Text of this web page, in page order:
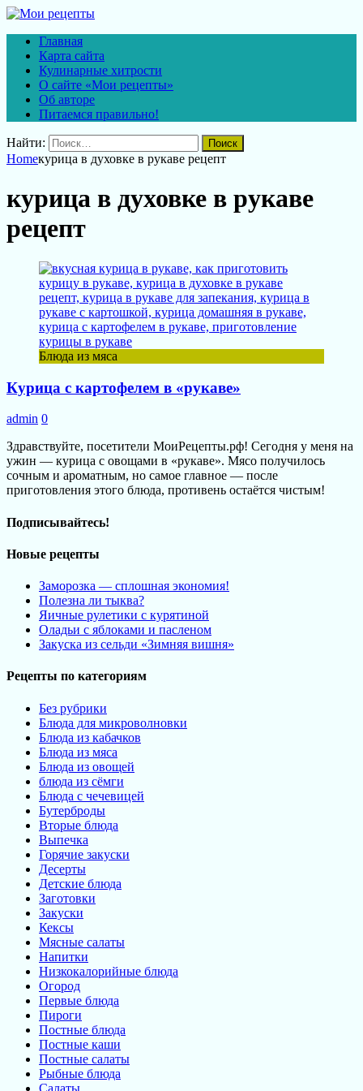
Главная
Карта сайта
Кулинарные хитрости
О сайте «Мои рецепты»
Об авторе
Питаемся правильно!
Найти:
Homeкурица в духовке в рукаве рецепт
курица в духовке в рукаве
рецепт
Блюда из мяса
Курица с картофелем в «рукаве»
admin 0
Здравствуйте, посетители МоиРецепты.рф! Сегодня у меня на
ужин — курица с овощами в «рукаве». Мясо получилось
сочным и ароматным, но самое главное — после
приготовления этого блюда, противень остаётся чистым!
Подписывайтесь!
Новые рецепты
Заморозка — сплошная экономия!
Полезна ли тыква?
Яичные рулетики с курятиной
Оладьи с яблоками и пасленом
Закуска из сельди «Зимняя вишня»
Рецепты по категориям
Без рубрики
Блюда для микроволновки
Блюда из кабачков
Блюда из мяса
Блюда из овощей
блюда из сёмги
Блюда с чечевицей
Бутерброды
Вторые блюда
Выпечка
Горячие закуски
Десерты
Детские блюда
Заготовки
Закуски
Кексы
Мясные салаты
Напитки
Низкокалорийные блюда
Огород
Первые блюда
Пироги
Постные блюда
Постные каши
Постные салаты
Рыбные блюда
Салаты